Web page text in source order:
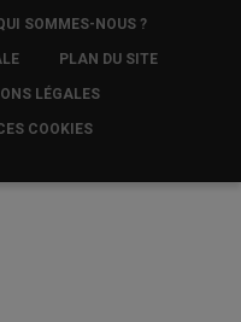
SOMMES-NOUS ?
PLAN DU SITE
LÉGALES
COOKIES